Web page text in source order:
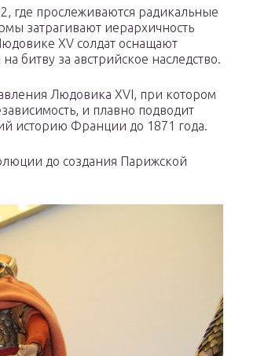
где прослеживаются радикальные
затрагивают иерархичность
XV солдат оснащают
битву за австрийское наследство.
Людовика XVI, при котором
и плавно подводит
историю Франции до 1871 года.
до создания Парижской